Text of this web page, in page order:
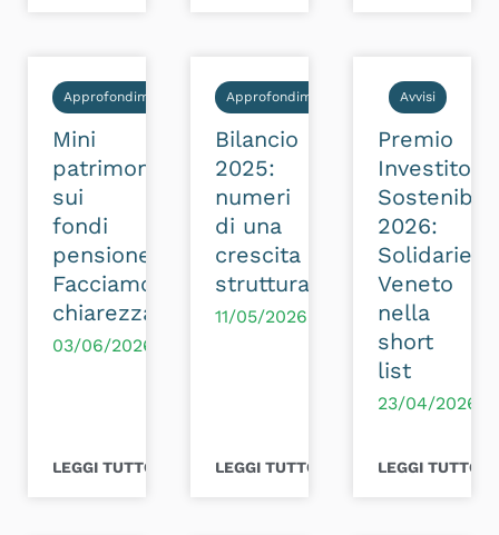
Approfondimenti
Mini
patrimoniale
sui
fondi
pensione?
Facciamo
chiarezza
03/06/2026
LEGGI TUTTO >
Approfondimenti
Bilancio
2025:
numeri
di una
crescita
strutturale
11/05/2026
LEGGI TUTTO >
Avvisi
Premio
Investitori
Sostenibili
2026:
Solidarietà
Veneto
nella
short
list
23/04/2026
LEGGI TUTTO >